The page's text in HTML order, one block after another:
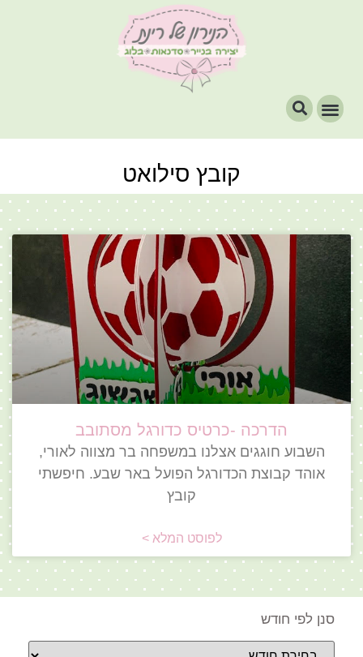
קובץ סילואט
הדרכה -כרטיס כדורגל מסתובב
השבוע חוגגים אצלנו במשפחה בר מצווה לאורי,
אוהד קבוצת הכדורגל הפועל באר שבע. חיפשתי
קובץ
לפוסט המלא >
סנן לפי חודש